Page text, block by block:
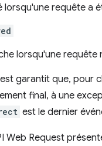
lorsqu'une requête a
lorsqu'une
garantit que, pour
final, à une
est le dernier
Web Request